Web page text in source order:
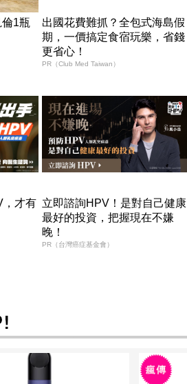
1瓶
出國花費難抓？全包式海島假
期，一價搞定食宿玩樂，省錢
更省心！
PR（Club Med Taiwan）
，才有 立即諮詢HPV！是對自己健康
最好的投資，把握現在不嫌
晚！
PR（台灣癌症基金會）